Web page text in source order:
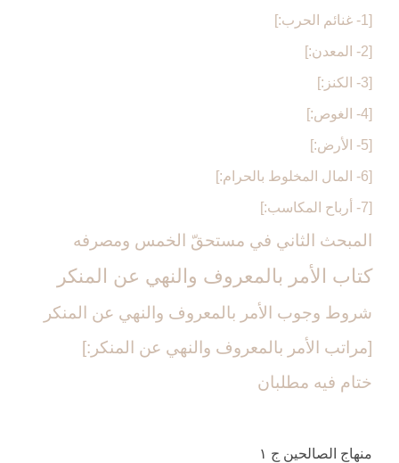
[1- غنائم الحرب:]
[2- المعدن:]
[3- الكنز:]
[4- الغوص:]
[5- الأرض:]
[6- المال المخلوط بالحرام:]
[7- أرباح المكاسب:]
المبحث الثاني في مستحقّ الخمس ومصرفه‏
كتاب الأمر بالمعروف والنهي عن المنكر
شروط وجوب الأمر بالمعروف والنهي عن المنكر
[مراتب الأمر بالمعروف والنهي عن المنكر:]
ختام فيه مطلبان
منهاج الصالحين‏ ج ۱